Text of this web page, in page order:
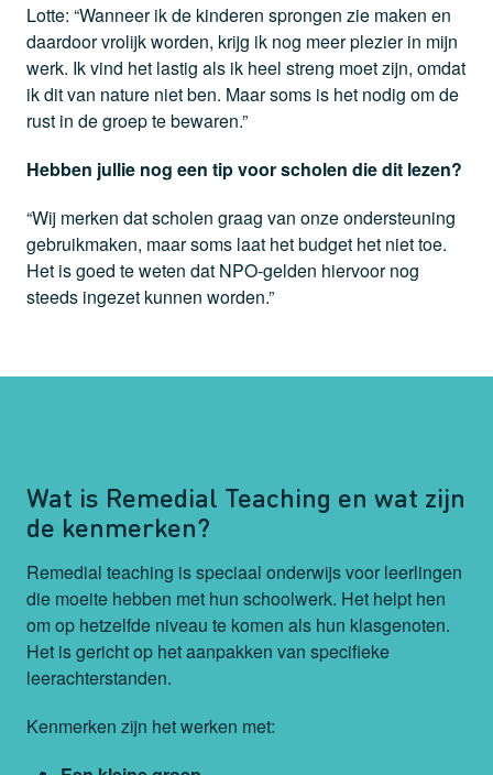
Lotte: “Wanneer ik de kinderen sprongen zie maken en
daardoor vrolijk worden, krijg ik nog meer plezier in mijn
werk. Ik vind het lastig als ik heel streng moet zijn, omdat
ik dit van nature niet ben. Maar soms is het nodig om de
rust in de groep te bewaren.”
Hebben jullie nog een tip voor scholen die dit lezen?
“Wij merken dat scholen graag van onze ondersteuning
gebruikmaken, maar soms laat het budget het niet toe.
Het is goed te weten dat NPO-gelden hiervoor nog
steeds ingezet kunnen worden.”
Wat is Remedial Teaching en wat zijn
de kenmerken?
Remedial teaching is speciaal onderwijs voor leerlingen
die moeite hebben met hun schoolwerk. Het helpt hen
om op hetzelfde niveau te komen als hun klasgenoten.
Het is gericht op het aanpakken van specifieke
leerachterstanden.
Kenmerken zijn het werken met: